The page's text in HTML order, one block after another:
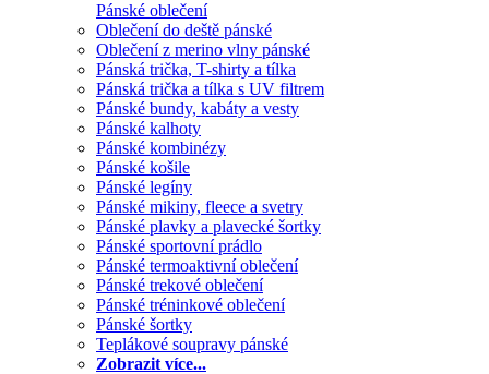
Pánské oblečení
Oblečení do deště pánské
Oblečení z merino vlny pánské
Pánská trička, T-shirty a tílka
Pánská trička a tílka s UV filtrem
Pánské bundy, kabáty a vesty
Pánské kalhoty
Pánské kombinézy
Pánské košile
Pánské legíny
Pánské mikiny, fleece a svetry
Pánské plavky a plavecké šortky
Pánské sportovní prádlo
Pánské termoaktivní oblečení
Pánské trekové oblečení
Pánské tréninkové oblečení
Pánské šortky
Teplákové soupravy pánské
Zobrazit více...